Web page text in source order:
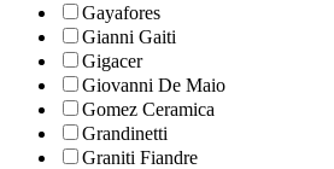
Gayafores
Gianni Gaiti
Gigacer
Giovanni De Maio
Gomez Ceramica
Grandinetti
Graniti Fiandre